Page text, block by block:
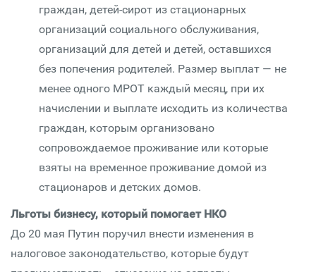
граждан, детей-сирот из стационарных
организаций социального обслуживания,
организаций для детей и детей, оставшихся
без попечения родителей. Размер выплат — не
менее одного МРОТ каждый месяц, при их
начислении и выплате исходить из количества
граждан, которым организовано
сопровождаемое проживание или которые
взяты на временное проживание домой из
стационаров и детских домов.
Льготы бизнесу, который помогает НКО
До 20 мая Путин поручил внести изменения в
налоговое законодательство, которые будут